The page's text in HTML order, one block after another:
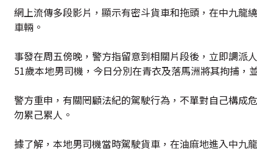
網上流傳多段影片，顯示有密斗貨車和拖頭，在中九龍
車輛。
事發在周五傍晚，警方指留意到相關片段後，立即調派
51歲本地男司機，今日分別在青衣及落馬洲將其拘捕，
警方重申，有關罔顧法紀的駕駛行為，不單對自己構成
勿累己累人。
據了解，本地男司機當時駕駛貨車，在油麻地進入中九